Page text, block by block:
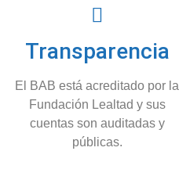
Transparencia
El BAB está acreditado por la
Fundación Lealtad y sus
cuentas son auditadas y
públicas.